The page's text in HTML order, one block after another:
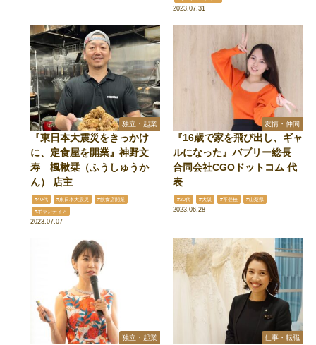
2023.07.31
独立・起業
『東日本大震災をきっかけ
に、定食屋を開業』神野文
寿 楓楸栞（ふうしゅうか
ん） 店主
#40代 #東日本大震災 #飲食店開業
#ボランティア
2023.07.07
友情・仲間
『16歳で家を飛び出し、ギャ
ルになった』バブリー総長
合同会社CGOドットコム 代
表
#20代 #大阪 #不登校 #山梨県
2023.06.28
独立・起業 仕事・転職